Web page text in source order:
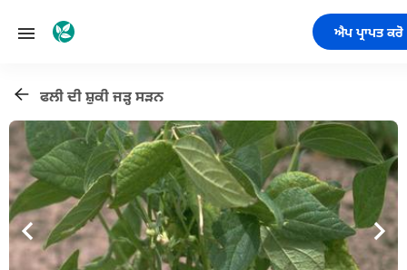
ਐਪ ਪ੍ਰਾਪਤ ਕਰੋ
ਫਲੀ ਦੀ ਸ਼ੁਕੀ ਜੜ੍ਹ ਸੜਨ